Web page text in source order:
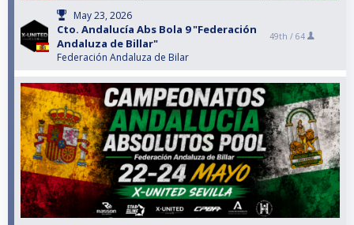
May 23, 2026
Cto. Andalucía Abs Bola 9 "Federación
Andaluza de Billar"
Federación Andaluza de Bilar
49th / 64